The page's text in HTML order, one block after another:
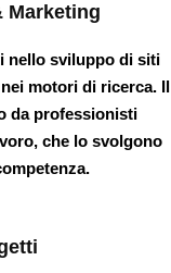
Marketing
nello sviluppo di siti
motori di ricerca. Il
da professionisti
che lo svolgono